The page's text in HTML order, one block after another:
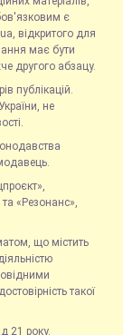
є
відкритого для
має бути
другого абзацу.
публікацій.
не
«Резонанс»,
що містить
такої
21 року.